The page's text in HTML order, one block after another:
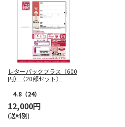
レターパックプラス（600
円）（20部セット）
4.8 （24）
12,000円
(送料別)